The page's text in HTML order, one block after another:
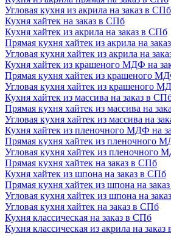
Угловая кухня из акрила на заказ в СПб
Кухня хайтек на заказ в СПб
Кухня хайтек из акрила на заказ в СПб
Прямая кухня хайтек из акрила на
Угловая кухня хайтек из акрила на
Кухня хайтек из крашеного МДФ на
Прямая кухня хайтек из крашеного
Угловая кухня хайтек из крашеного
Кухня хайтек из массива на заказ в
Прямая кухня хайтек из массива на
Угловая кухня хайтек из массива на
Кухня хайтек из пленочного МДФ на
Прямая кухня хайтек из пленочного
Угловая кухня хайтек из пленочного
Прямая кухня хайтек на заказ в СПб
Кухня хайтек из шпона на заказ в СПб
Прямая кухня хайтек из шпона на
Угловая кухня хайтек из шпона на
Угловая кухня хайтек на заказ в СПб
Кухня классическая на заказ в СПб
Кухня классическая из акрила на